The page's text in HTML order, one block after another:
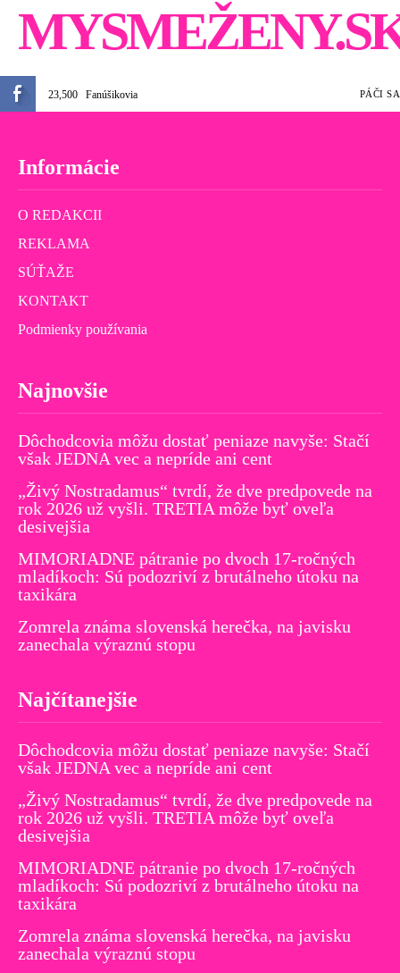
23,500 Fanúšikovia PÁČI SA
Informácie
O REDAKCII
REKLAMA
SÚŤAŽE
KONTAKT
Podmienky používania
Najnovšie
Dôchodcovia môžu dostať peniaze navyše: Stačí
však JEDNA vec a nepríde ani cent
„Živý Nostradamus“ tvrdí, že dve predpovede na
rok 2026 už vyšli. TRETIA môže byť oveľa
desivejšia
MIMORIADNE pátranie po dvoch 17-ročných
mladíkoch: Sú podozriví z brutálneho útoku na
taxikára
Zomrela známa slovenská herečka, na javisku
zanechala výraznú stopu
Najčítanejšie
Dôchodcovia môžu dostať peniaze navyše: Stačí
však JEDNA vec a nepríde ani cent
„Živý Nostradamus“ tvrdí, že dve predpovede na
rok 2026 už vyšli. TRETIA môže byť oveľa
desivejšia
MIMORIADNE pátranie po dvoch 17-ročných
mladíkoch: Sú podozriví z brutálneho útoku na
taxikára
Zomrela známa slovenská herečka, na javisku
zanechala výraznú stopu